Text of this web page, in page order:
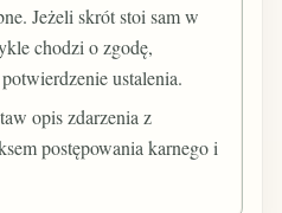
Jeżeli skrót stoi sam w
chodzi o zgodę,
ustalenia.
opis zdarzenia z
postępowania karnego i